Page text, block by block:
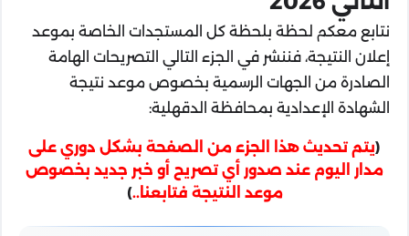
نتابع معكم لحظة بلحظة كل المستجدات الخاصة بموعد
إعلان النتيجة، فننشر في الجزء التالي التصريحات الهامة
الصادرة من الجهات الرسمية بخصوص موعد نتيجة
الشهادة الإعدادية بمحافظة الدقهلية:
(يتم تحديث هذا الجزء من الصفحة بشكل دوري على
مدار اليوم عند صدور أي تصريح أو خبر جديد بخصوص
موعد النتيجة فتابعنا..)